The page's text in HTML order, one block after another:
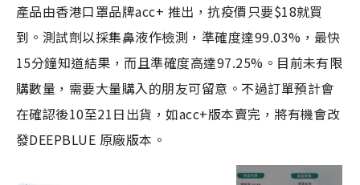
產品由香港口罩品牌acc+ 推出，抗疫價只要$18就買
到。測試劑以採集鼻液作檢測，準確度達99.03%，最快
15分鐘知道結果，而且準確度高達97.25%。目前未有限
購數量，需要大量購入的朋友可留意。不過訂單預計會
在確認後10至21日出貨，如acc+版本賣完，將有機會改
發DEEPBLUE 原廠版本。